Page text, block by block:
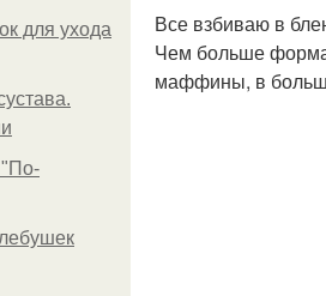
для ухода
"По-
Все взбиваю в
Чем больше
маффины, в